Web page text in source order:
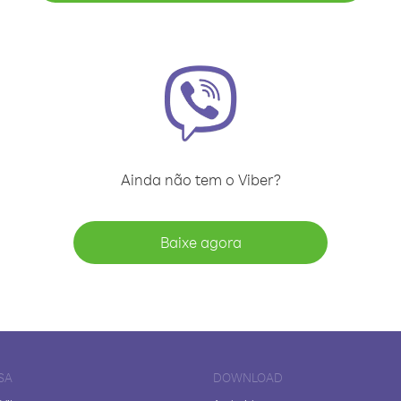
Ainda não tem o Viber?
Baixe agora
DOWNLOAD